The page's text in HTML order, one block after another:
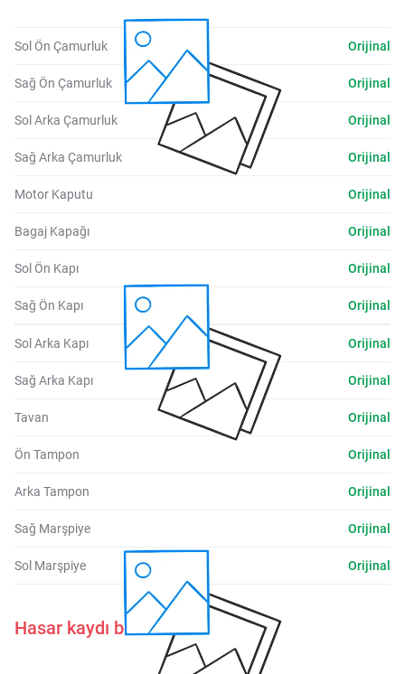
Sol Ön Çamurluk Orijinal
Sağ Ön Çamurluk Orijinal
Sol Arka Çamurluk Orijinal
Sağ Arka Çamurluk Orijinal
Motor Kaputu Orijinal
Bagaj Kapağı Orijinal
Sol Ön Kapı Orijinal
Sağ Ön Kapı Orijinal
Sol Arka Kapı Orijinal
Sağ Arka Kapı Orijinal
Tavan Orijinal
Ön Tampon Orijinal
Arka Tampon Orijinal
Sağ Marşpiye Orijinal
Sol Marşpiye Orijinal
Hasar kaydı belirtilmemiştir.